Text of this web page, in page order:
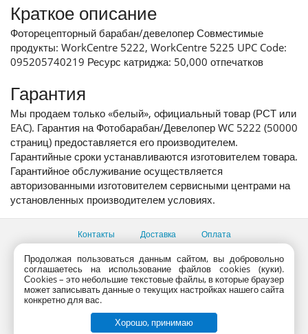
Краткое описание
Фоторецепторный барабан/девелопер Совместимые
продукты: WorkCentre 5222, WorkCentre 5225 UPC Code:
095205740219 Ресурс катриджа: 50,000 отпечатков
Гарантия
Мы продаем только «белый», официальный товар (РСТ или
EAC). Гарантия на Фотобарабан/Девелопер WC 5222 (50000
страниц) предоставляется его производителем.
Гарантийные сроки устанавливаются изготовителем товара.
Гарантийное обслуживание осуществляется
авторизованными изготовителем сервисными центрами на
установленных производителем условиях.
Контакты Доставка Оплата
Все пункты выдачи
Консультации продавцов по телефону:+7 (495) 795-09-03,
+7 (800) 775-09-03
PlanetaShop.ru © 2000 - 2017 | Все права защищены
Продолжая пользоваться данным сайтом, вы добровольно
соглашаетесь на использование файлов cookies (куки).
Сookies – это небольшие текстовые файлы, в которые браузер
может записывать данные о текущих настройках нашего сайта
конкретно для вас.
Хорошо, принимаю